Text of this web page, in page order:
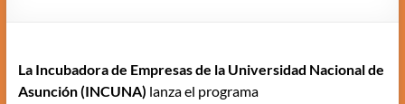
La Incubadora de Empresas de la Universidad Nacional de
Asunción (INCUNA) lanza el programa